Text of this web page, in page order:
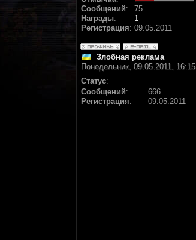
Сообщений:
75
Награды:
1
Регистрация: 09.05.2011
Злобная реклама
Понедельник, 09.05.2011, 16:15
Статус:
Сообщений:
666
Регистрация: 09.05.2011